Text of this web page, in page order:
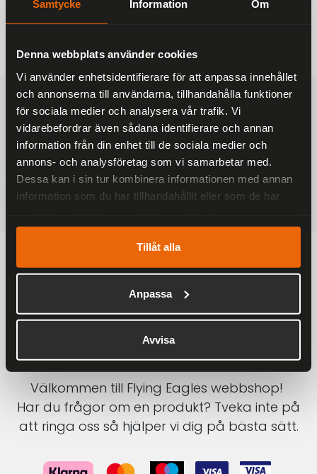
Samtycke Information Om
Denna webbplats använder cookies
Vi använder enhetsidentifierare för att anpassa innehållet
och annonserna till användarna, tillhandahålla funktioner
för sociala medier och analysera vår trafik. Vi
vidarebefordrar även sådana identifierare och annan
information från din enhet till de sociala medier och
annons- och analysföretag som vi samarbetar med.
Dessa kan i sin tur kombinera informationen med annan
information som du har tillhandahållit eller som de har
Tillåt alla
Anpassa
Avvisa
FRAKTFRITT
På alla ordrar över 2000 kr
1-3 DAGAR LEVERANS
Inom Sverige med DHL
SÄKRA BETALNINGAR
Betalkort, Klarna eller Swish
Välkommen till Flying Eagles webbshop!
Har du frågor om en produkt? Tveka inte på
att ringa oss så hjälper vi dig på bästa sätt.